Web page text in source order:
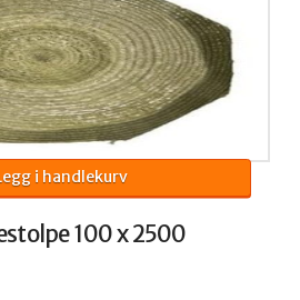
100 x 2500
i handlekurv